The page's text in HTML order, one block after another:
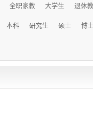
全职家教 大学生 退休
本科 研究生 硕士 博